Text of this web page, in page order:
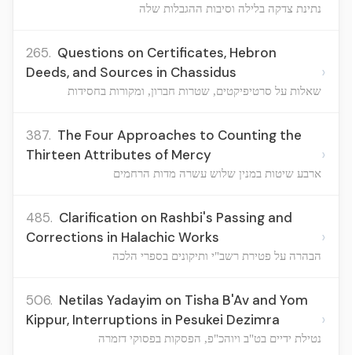
נתינת צדקה בלילה וסיבות ההגבלות שלה
265. Questions on Certificates, Hebron
Deeds, and Sources in Chassidus
שאלות על סרטיפיקטים, שטרות חברון, ומקורות בחסידות
›
387. The Four Approaches to Counting the
Thirteen Attributes of Mercy
ארבע שיטות במנין שלוש עשרה מדות הרחמים
›
485. Clarification on Rashbi's Passing and
Corrections in Halachic Works
הבהרה על פטירת רשב"י ותיקונים בספרי הלכה
›
506. Netilas Yadayim on Tisha B'Av and Yom
Kippur, Interruptions in Pesukei Dezimra
נטילת ידיים בט"ב ויוהכ"פ, הפסקות בפסוקי דזמרה
›